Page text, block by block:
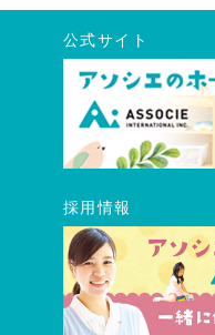
公式サイト
採用情報